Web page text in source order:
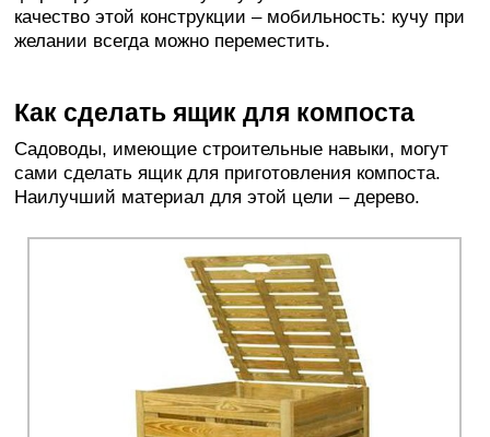
качество этой конструкции – мобильность: кучу при
желании всегда можно переместить.
Как сделать ящик для компоста
Садоводы, имеющие строительные навыки, могут
сами сделать ящик для приготовления компоста.
Наилучший материал для этой цели – дерево.